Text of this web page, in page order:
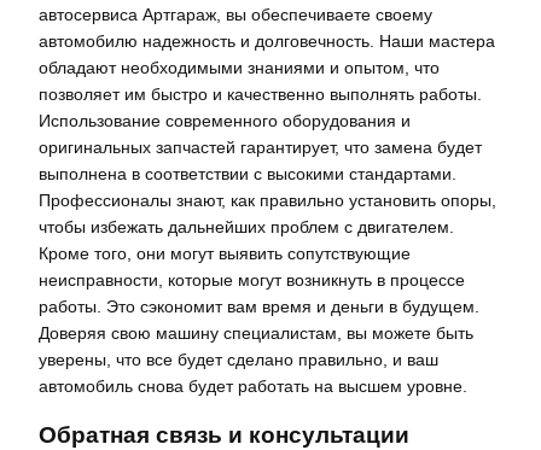
автосервиса Артгараж, вы обеспечиваете своему
автомобилю надежность и долговечность. Наши мастера
обладают необходимыми знаниями и опытом, что
позволяет им быстро и качественно выполнять работы.
Использование современного оборудования и
оригинальных запчастей гарантирует, что замена будет
выполнена в соответствии с высокими стандартами.
Профессионалы знают, как правильно установить опоры,
чтобы избежать дальнейших проблем с двигателем.
Кроме того, они могут выявить сопутствующие
неисправности, которые могут возникнуть в процессе
работы. Это сэкономит вам время и деньги в будущем.
Доверяя свою машину специалистам, вы можете быть
уверены, что все будет сделано правильно, и ваш
автомобиль снова будет работать на высшем уровне.
Обратная связь и консультации